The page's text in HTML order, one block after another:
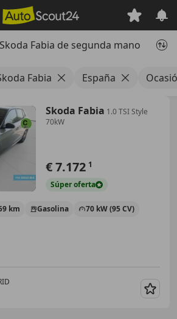
Fabia de segunda mano
Fabia España
Skoda Fabia 1.0 TSI Style
70kW
€ 7.172 1
Súperoferta
km Gasolina
70 kW (95 CV)